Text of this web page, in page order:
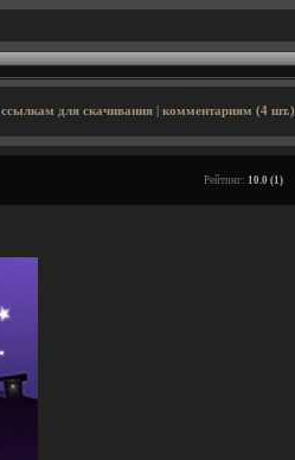
ссылкам для скачивания комментариям (4 шт.)
Рейтинг: 10.0 (1)